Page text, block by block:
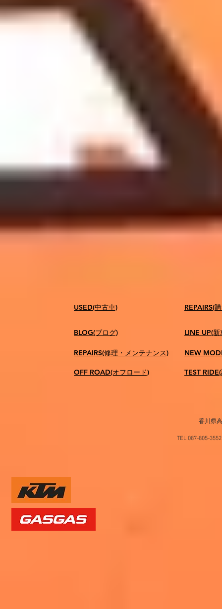
USED(中古車)
BLOG(ブログ)
REPAIRS(修理・メンテナンス)
OFF ROAD(オフロード)
​REPAIRS(
LINE UP(
NEW
TEST
香川県
TEL 087-805-